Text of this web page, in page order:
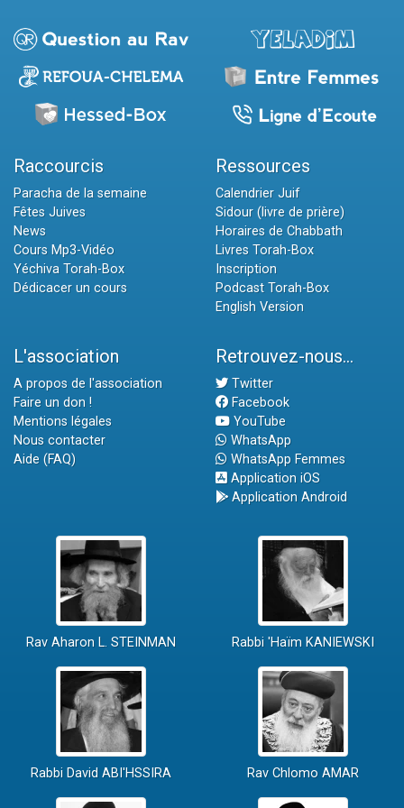
Raccourcis
Paracha de la semaine
Fêtes Juives
News
Cours Mp3-Vidéo
Yéchiva Torah-Box
Dédicacer un cours
Ressources
Calendrier Juif
Sidour (livre de prière)
Horaires de Chabbath
Livres Torah-Box
Inscription
Podcast Torah-Box
English Version
L'association
A propos de l'association
Faire un don !
Mentions légales
Nous contacter
Aide (FAQ)
Retrouvez-nous...
Twitter
Facebook
YouTube
WhatsApp
WhatsApp Femmes
Application iOS
Application Android
Rav Aharon L. STEINMAN Rabbi 'Haïm KANIEWSKI
Rabbi David ABI'HSSIRA Rav Chlomo AMAR